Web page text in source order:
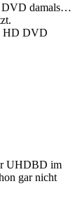
DVD damals…
HD DVD
UHDBD im
gar nicht